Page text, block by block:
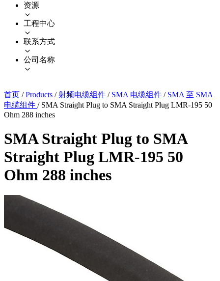
资源
工程中心
联系方式
公司名称
首页 / Products / 射频电缆组件 / SMA 电缆组件 / SMA 至 SMA
电缆组件 / SMA Straight Plug to SMA Straight Plug LMR-195 50
Ohm 288 inches
SMA Straight Plug to SMA
Straight Plug LMR-195 50
Ohm 288 inches